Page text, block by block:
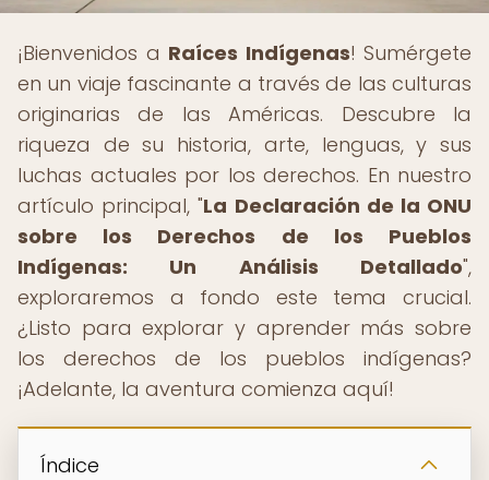
¡Bienvenidos a Raíces Indígenas! Sumérgete
en un viaje fascinante a través de las culturas
originarias de las Américas. Descubre la
riqueza de su historia, arte, lenguas, y sus
luchas actuales por los derechos. En nuestro
artículo principal, "La Declaración de la ONU
sobre los Derechos de los Pueblos
Indígenas: Un Análisis Detallado",
exploraremos a fondo este tema crucial.
¿Listo para explorar y aprender más sobre
los derechos de los pueblos indígenas?
¡Adelante, la aventura comienza aquí!
Índice